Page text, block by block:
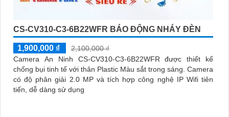
CS-CV310-C3-6B22WFR BÁO ĐỘNG NHÁY ĐÈN
1,900,000 ₫
2,100,000 ₫
Camera An Ninh CS-CV310-C3-6B22WFR được thiết kế
chống bụi tinh tế với thân Plastic Màu sắt trong sáng. Camera
có độ phân giải 2.0 MP và tích hợp công nghệ IP Wifi tiên
tiến, dễ dàng sử dụng